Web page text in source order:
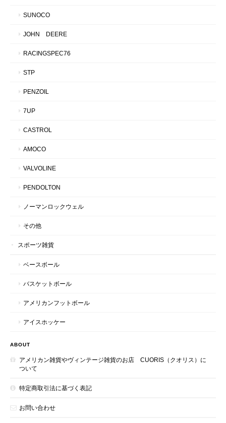
SUNOCO
JOHN DEERE
RACINGSPEC76
STP
PENZOIL
7UP
CASTROL
AMOCO
VALVOLINE
PENDOLTON
ノーマンロックウェル
その他
スポーツ雑貨
ベースボール
バスケットボール
アメリカンフットボール
アイスホッケー
ABOUT
アメリカン雑貨やヴィンテージ雑貨のお店 CUORIS（クオリス）に
ついて
特定商取引法に基づく表記
お問い合わせ